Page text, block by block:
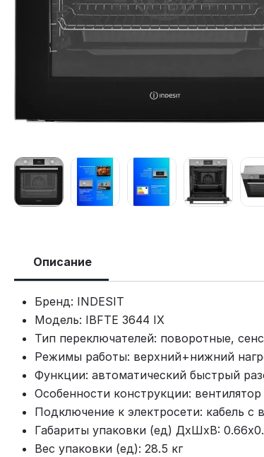
Описание
Бренд: INDESIT
Модель: IBFTE 3644 IX
Тип переключателей: поворотные,
Режимы работы: верхний+нижний
Функции: автоматический быстрый
Особенности конструкции:
Подключение к электросети: кабель с
Габариты упаковки (ед) ДхШхВ:
Вес упаковки (ед): 28.5 кг